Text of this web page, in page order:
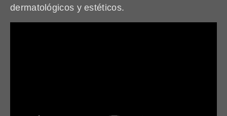
dermatológicos y estéticos.